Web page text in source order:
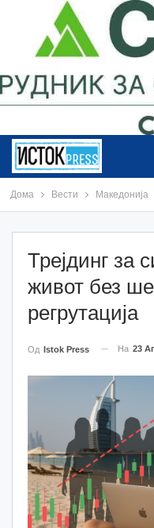
Дома Вести Македонија
Трејдинг за
живот без
регрутација
Од Istok Press На 23